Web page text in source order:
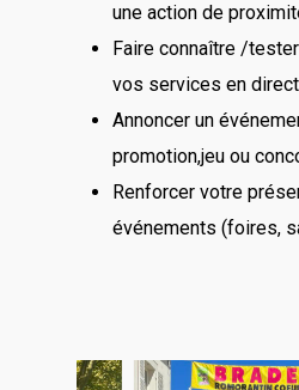
une action de
Faire connaître /
vos services en direct
Annoncer un
promotion,jeu ou
Renforcer votre
événements (foires,